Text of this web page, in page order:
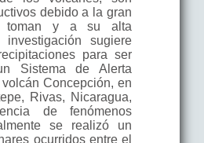
debido a la gran
toman y a su alta
investigación sugiere
para ser
Sistema de Alerta
Concepción, en
Rivas, Nicaragua,
de fenómenos
se realizó un
ocurridos entre el